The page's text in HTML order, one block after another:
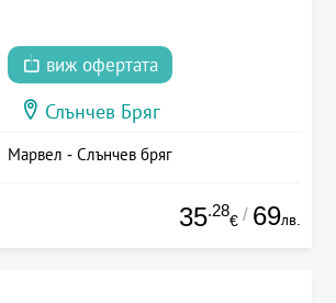
виж офертата
Слънчев Бряг
Марвел - Слънчев бряг
35.28
€ / 69лв.